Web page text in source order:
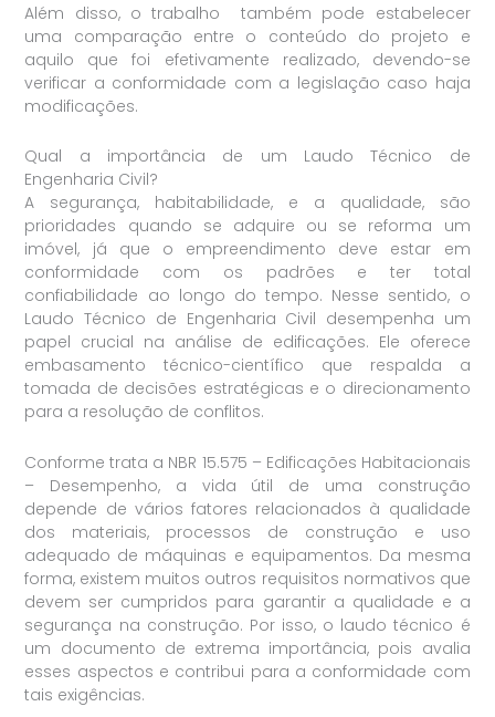
Além disso, o trabalho também pode estabelecer
uma comparação entre o conteúdo do projeto e
aquilo que foi efetivamente realizado, devendo-se
verificar a conformidade com a legislação caso haja
modificações.
Qual a importância de um Laudo Técnico de
Engenharia Civil?
A segurança, habitabilidade, e a qualidade, são
prioridades quando se adquire ou se reforma um
imóvel, já que o empreendimento deve estar em
conformidade com os padrões e ter total
confiabilidade ao longo do tempo. Nesse sentido, o
Laudo Técnico de Engenharia Civil desempenha um
papel crucial na análise de edificações. Ele oferece
embasamento técnico-científico que respalda a
tomada de decisões estratégicas e o direcionamento
para a resolução de conflitos.
Conforme trata a NBR 15.575 – Edificações Habitacionais
– Desempenho, a vida útil de uma construção
depende de vários fatores relacionados à qualidade
dos materiais, processos de construção e uso
adequado de máquinas e equipamentos. Da mesma
forma, existem muitos outros requisitos normativos que
devem ser cumpridos para garantir a qualidade e a
segurança na construção. Por isso, o laudo técnico é
um documento de extrema importância, pois avalia
esses aspectos e contribui para a conformidade com
tais exigências.